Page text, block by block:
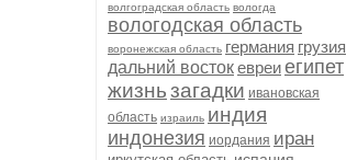
волгоградская область вологда
вологодская область
воронежская область германия грузия
дальний востокевреиегипет
жизньзагадки ивановская
область израиль индия
индонезия иордания иран